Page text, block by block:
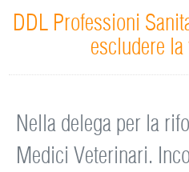
DDL Professioni
escludere
Nella delega per la
Medici Veterinari.